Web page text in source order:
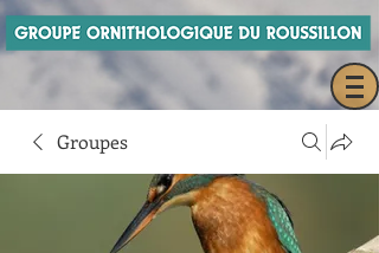
Groupes